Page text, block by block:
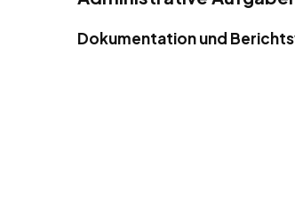
Dokumentation und